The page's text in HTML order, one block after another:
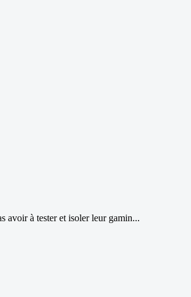
avoir à tester et isoler leur gamin...